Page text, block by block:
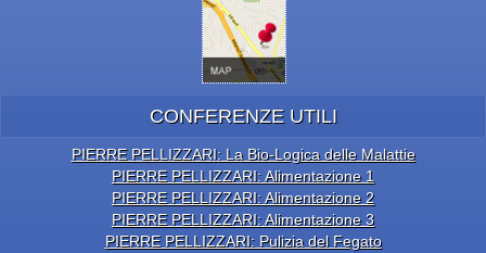
CONFERENZE UTILI
PIERRE PELLIZZARI: La Bio-Logica delle Malattie
PIERRE PELLIZZARI: Alimentazione 1
PIERRE PELLIZZARI: Alimentazione 2
PIERRE PELLIZZARI: Alimentazione 3
PIERRE PELLIZZARI: Pulizia del Fegato